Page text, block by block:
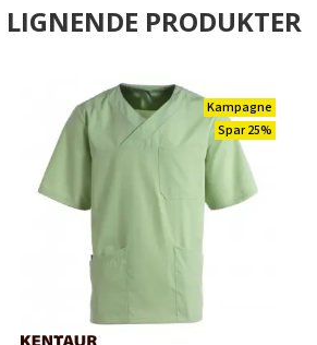
LIGNENDE PRODUKTER
Kampagne
Spar 25%